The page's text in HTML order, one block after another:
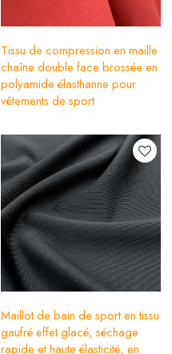
Tissu de compression en maille
chaîne double face brossée en
polyamide élasthanne pour
vêtements de sport
Maillot de bain de sport en tissu
gaufré effet glacé, séchage
rapide et haute élasticité, en